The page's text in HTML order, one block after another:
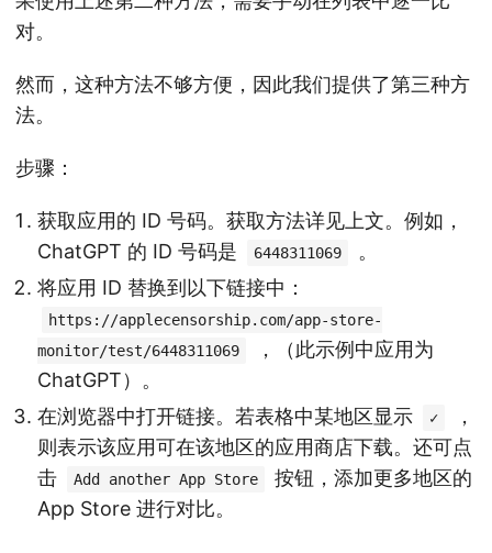
对。
然而，这种方法不够方便，因此我们提供了第三种方
法。
步骤：
获取应用的 ID 号码。获取方法详见上文。例如，
ChatGPT 的 ID 号码是
6448311069
。
将应用 ID 替换到以下链接中：
https://applecensorship.com/app-store-
monitor/test/6448311069
，（此示例中应用为
ChatGPT）。
在浏览器中打开链接。若表格中某地区显示
✓
，
则表示该应用可在该地区的应用商店下载。还可点
击
Add another App Store
按钮，添加更多地区的
App Store 进行对比。